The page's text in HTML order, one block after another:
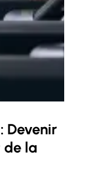
Devenir
de la